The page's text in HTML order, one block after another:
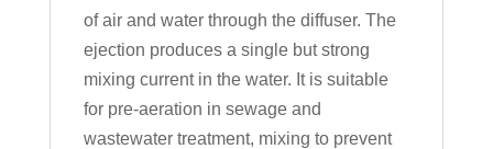
of air and water through the diffuser. The
ejection produces a single but strong
mixing current in the water. It is suitable
for pre-aeration in sewage and
wastewater treatment, mixing to prevent